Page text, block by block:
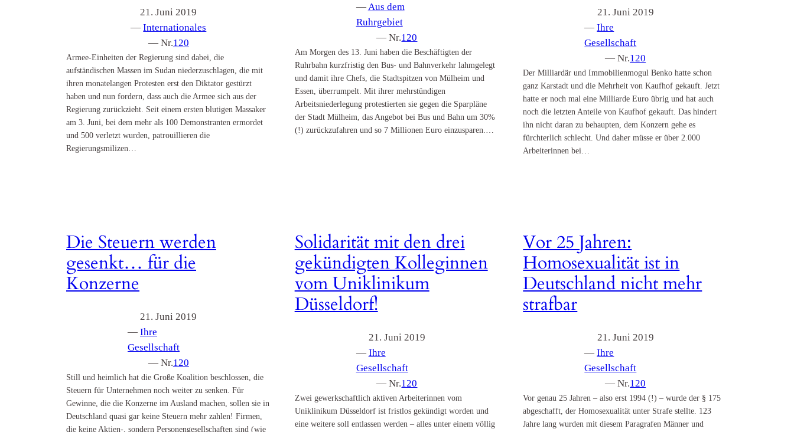
21. Juni 2019
—Internationales
— Nr.120
Armee-Einheiten der Regierung sind dabei, die
aufständischen Massen im Sudan niederzuschlagen, die mit
ihren monatelangen Protesten erst den Diktator gestürzt
haben und nun fordern, dass auch die Armee sich aus der
Regierung zurückzieht. Seit einem ersten blutigen Massaker
am 3. Juni, bei dem mehr als 100 Demonstranten ermordet
und 500 verletzt wurden, patrouillieren die
Regierungsmilizen…
— Aus dem
Ruhrgebiet
— Nr.120
Am Morgen des 13. Juni haben die Beschäftigten der
Ruhrbahn kurzfristig den Bus- und Bahnverkehr lahmgelegt
und damit ihre Chefs, die Stadtspitzen von Mülheim und
Essen, überrumpelt. Mit ihrer mehrstündigen
Arbeitsniederlegung protestierten sie gegen die Sparpläne
der Stadt Mülheim, das Angebot bei Bus und Bahn um 30%
(!) zurückzufahren und so 7 Millionen Euro einzusparen.…
21. Juni 2019
—Ihre
Gesellschaft
— Nr.120
Der Milliardär und Immobilienmogul Benko hatte schon
ganz Karstadt und die Mehrheit von Kaufhof gekauft. Jetzt
hatte er noch mal eine Milliarde Euro übrig und hat auch
noch die letzten Anteile von Kaufhof gekauft. Das hindert
ihn nicht daran zu behaupten, dem Konzern gehe es
fürchterlich schlecht. Und daher müsse er über 2.000
Arbeiterinnen bei…
Die Steuern werden
gesenkt… für die
Konzerne
21. Juni 2019
— Ihre
Gesellschaft
— Nr.120
Still und heimlich hat die Große Koalition beschlossen, die
Steuern für Unternehmen noch weiter zu senken. Für
Gewinne, die die Konzerne im Ausland machen, sollen sie in
Deutschland quasi gar keine Steuern mehr zahlen! Firmen,
die keine Aktien-, sondern Personengesellschaften sind (wie
Solidarität mit den drei
gekündigten Kolleginnen
vom Uniklinikum
Düsseldorf!
21. Juni 2019
— Ihre
Gesellschaft
— Nr.120
Zwei gewerkschaftlich aktiven Arbeiterinnen vom
Uniklinikum Düsseldorf ist fristlos gekündigt worden und
eine weitere soll entlassen werden – alles unter einem völlig
Vor 25 Jahren:
Homosexualität ist in
Deutschland nicht mehr
strafbar
21. Juni 2019
—Ihre
Gesellschaft
— Nr.120
Vor genau 25 Jahren – also erst 1994 (!) – wurde der § 175
abgeschafft, der Homosexualität unter Strafe stellte. 123
Jahre lang wurden mit diesem Paragrafen Männer und